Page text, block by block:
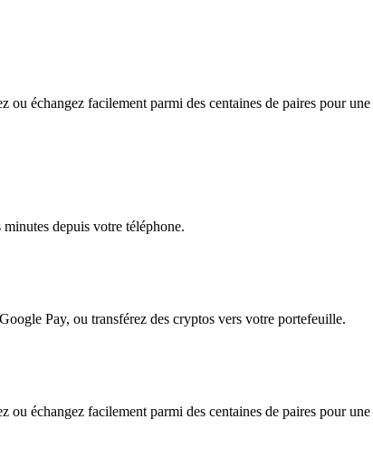
échangez facilement parmi des centaines de paires pour
depuis votre téléphone.
Pay, ou transférez des cryptos vers votre portefeuille.
échangez facilement parmi des centaines de paires pour